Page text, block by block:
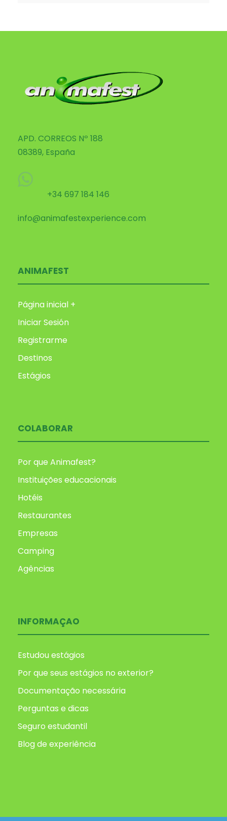
APD. CORREOS Nº 188
08389, España
+34 697 184 146
info@animafestexperience.com
ANIMAFEST
Página inicial +
Iniciar Sesión
Registrarme
Destinos
Estágios
COLABORAR
Por que Animafest?
Instituições educacionais
Hotéis
Restaurantes
Empresas
Camping
Agências
INFORMAÇAO
Estudou estágios
Por que seus estágios no exterior?
Documentação necessária
Perguntas e dicas
Seguro estudantil
Blog de experiência